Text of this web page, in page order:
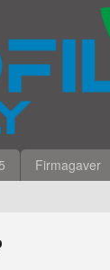
Firmagaver